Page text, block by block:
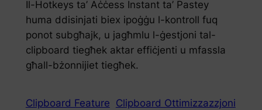
Il-Hotkeys ta’ Aċċess Instant ta’ Pastey
huma ddisinjati biex ipoġġu l-kontroll fuq
ponot subgħajk, u jagħmlu l-ġestjoni tal-
clipboard tiegħek aktar effiċjenti u mfassla
għall-bżonnijiet tiegħek.
Clipboard Feature Clipboard Ottimizzazzjoni